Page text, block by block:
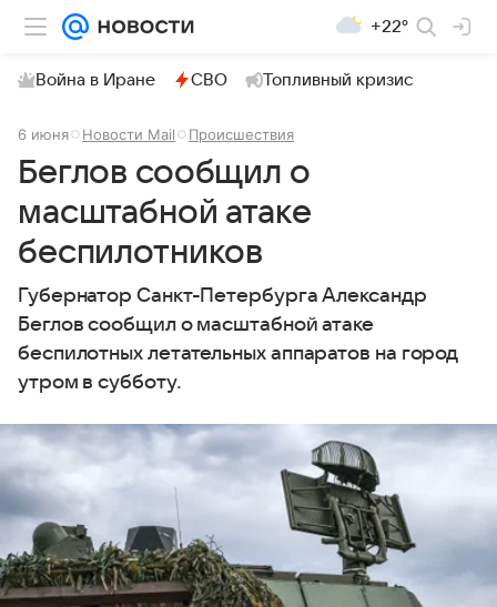
+22°
Война в Иране СВО Топливный кризис
6 июня Новости Mail Происшествия
Беглов сообщил о
масштабной атаке
беспилотников
Губернатор Санкт-Петербурга Александр
Беглов сообщил о масштабной атаке
беспилотных летательных аппаратов на город
утром в субботу.